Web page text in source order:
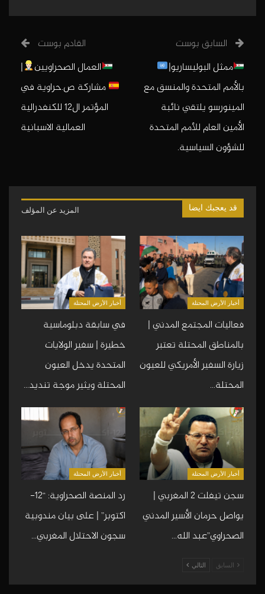
السابق بوست
ممثل البوليساريو|
بالأمم المتحدة والمنسق مع
المينورسو يلتقي نائبة
الأمين العام للأمم المتحدة
للشؤون السياسية.
القادم بوست
العمال الصحراويين
|
مشاركة ص.حراوية في
المؤتمر ال12 للكنفدرالية
العمالية الاسبانية
قد يعجبك ايضا المزيد عن المؤلف
أخبار الأرض المحتلة
فعاليات المجتمع المدني |
بالمناطق المحتلة تعتبر
زيارة السفير الأمريكي للعيون
المحتلة…
أخبار الأرض المحتلة
في سابقة دبلوماسية
خطيرة | سفير الولايات
المتحدة يدخل العيون
المحتلة ويثير موجة تنديد…
أخبار الأرض المحتلة
سجن تيفلت 2 المغربي |
يواصل حرمان الأسير المدني
الصحراوي”عبد الله…
أخبار الأرض المحتلة
رد المنصة الصحراوية: “12-
اكتوبر” | على بيان مندوبية
سجون الاحتلال المغربي…
السابق التالي